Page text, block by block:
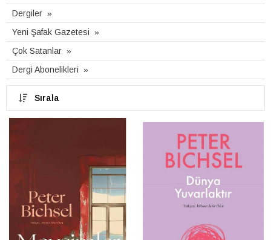
Dergiler
Yeni Şafak Gazetesi
Çok Satanlar
Dergi Abonelikleri
Sırala